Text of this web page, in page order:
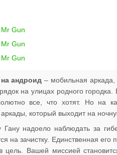
андроид – мобильная аркада,
на улицах родного
все, что хотят. Но на
который выходит на
Гану надоело наблюдать за
на зачистку. Единственная
цель. Вашей миссией